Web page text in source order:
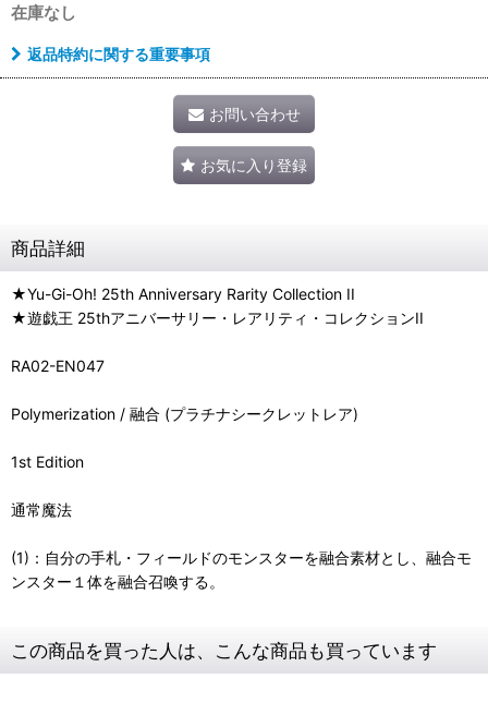
在庫なし
返品特約に関する重要事項
お問い合わせ
お気に入り登録
商品詳細
★Yu-Gi-Oh! 25th Anniversary Rarity Collection II
★遊戯王 25thアニバーサリー・レアリティ・コレクションII
RA02-EN047
Polymerization / 融合 (プラチナシークレットレア)
1st Edition
通常魔法
(1)：自分の手札・フィールドのモンスターを融合素材とし、融合モ
ンスター１体を融合召喚する。
この商品を買った人は、こんな商品も買っています